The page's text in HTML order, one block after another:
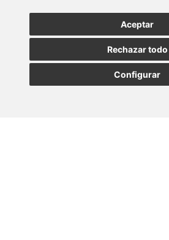
Aceptar
Rechazar todo
Configurar
SUSCRIBIRSE